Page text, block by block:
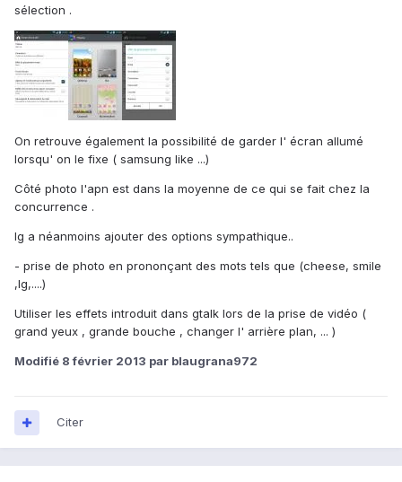
sélection .
On retrouve également la possibilité de garder l' écran allumé
lorsqu' on le fixe ( samsung like ...)
Côté photo l'apn est dans la moyenne de ce qui se fait chez la
concurrence .
lg a néanmoins ajouter des options sympathique..
- prise de photo en prononçant des mots tels que (cheese, smile
,lg,....)
Utiliser les effets introduit dans gtalk lors de la prise de vidéo (
grand yeux , grande bouche , changer l' arrière plan, ... )
Modifié 8 février 2013 par blaugrana972
Citer